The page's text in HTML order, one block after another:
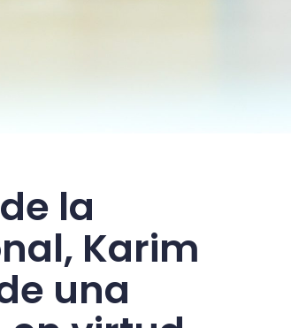
la
Karim
una